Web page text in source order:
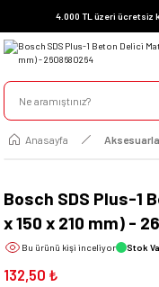
4.000 TL üzeri ücretsiz
Anasayfa
Bosch SDS Plus-1
x 150 x 210 mm) -
Bu ürünü kişi inceliyor Stok
132,50 ₺